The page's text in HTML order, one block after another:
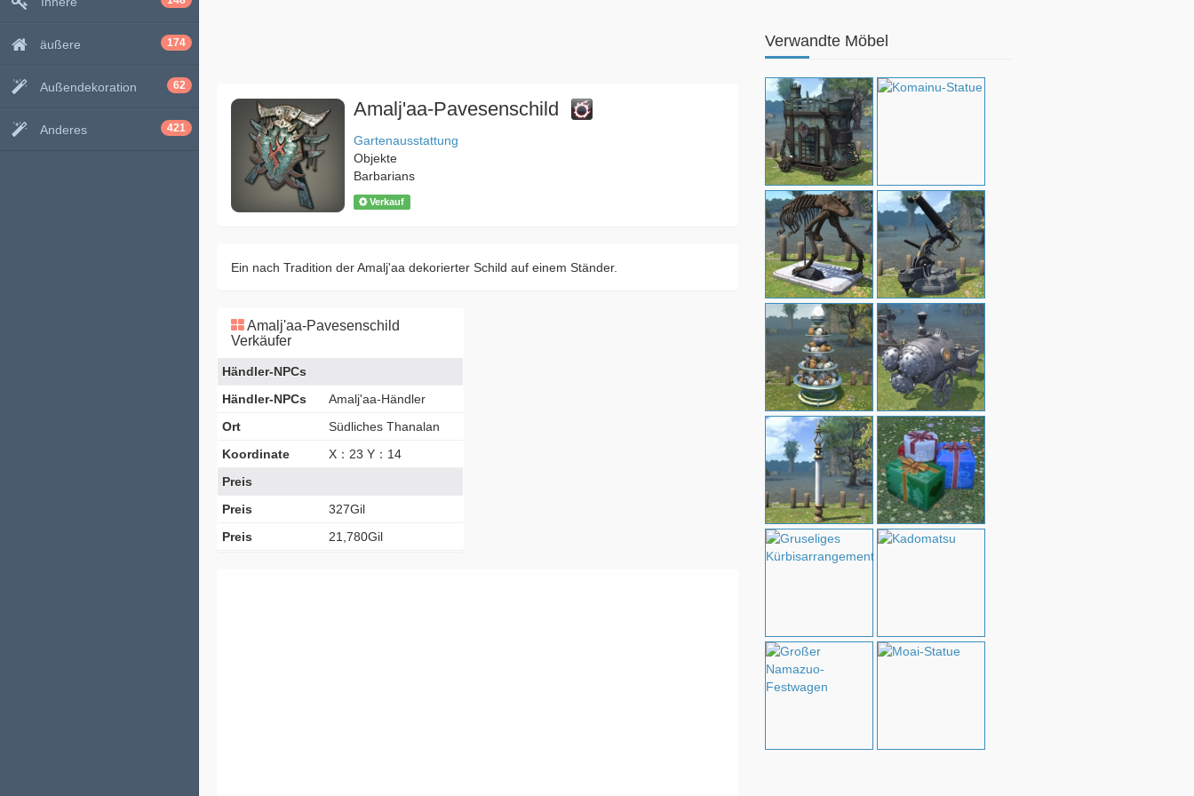
Amalj'aa-Pavesenschild
Gartenausstattung
Objekte
Barbarians
Verkauf
Ein nach Tradition der Amalj'aa dekorierter Schild auf einem Ständer.
Amalj'aa-Pavesenschild
Verkäufer
Händler-NPCs
Händler-NPCs
Amalj'aa-Händler
Ort
Südliches Thanalan
Koordinate
X：23 Y：14
Preis
Preis
327Gil
Preis
21,780Gil
Verwandte Möbel
äußere 174
Außendekoration 62
Anderes 421